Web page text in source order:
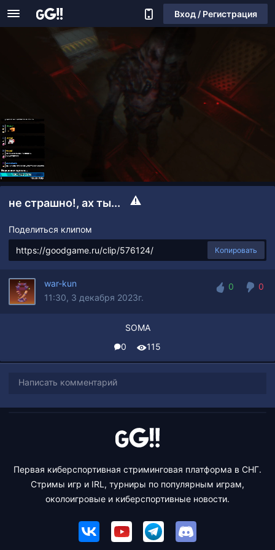
Вход / Регистрация
не страшно!, ах ты...
Поделиться клипом
Копировать
war-kun
11:30, 3 декабря 2023г.
0
0
SOMA
0
115
Написать комментарий
Первая киберспортивная стриминговая платформа в СНГ.
Стримы игр и IRL, турниры по популярным играм,
околоигровые и киберспортивные новости.